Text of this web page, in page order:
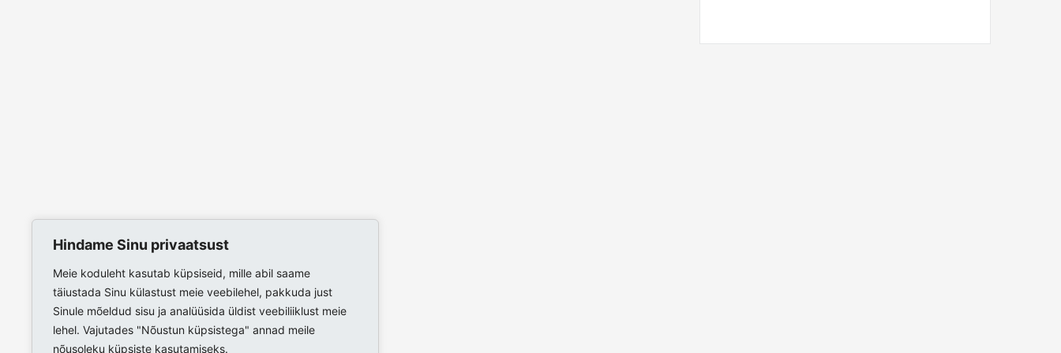
Hindame Sinu privaatsust
Meie koduleht kasutab küpsiseid, mille abil saame
täiustada Sinu külastust meie veebilehel, pakkuda just
Sinule mõeldud sisu ja analüüsida üldist veebiliiklust meie
lehel. Vajutades "Nõustun küpsistega" annad meile
nõusoleku küpsiste kasutamiseks.